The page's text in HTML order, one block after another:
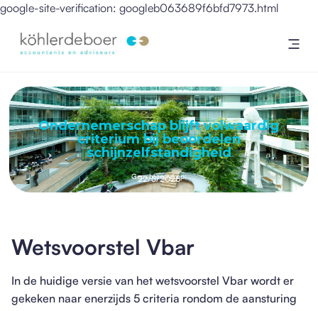
google-site-verification: googleb063689f6bfd7973.html
Ondernemerschap blijft volwaardig
criterium bij beoordelen
schijnzelfstandigheid
Gepubliceerd op:
22/5/2026
Wetsvoorstel Vbar
In de huidige versie van het wetsvoorstel Vbar wordt er
gekeken naar enerzijds 5 criteria rondom de aansturing